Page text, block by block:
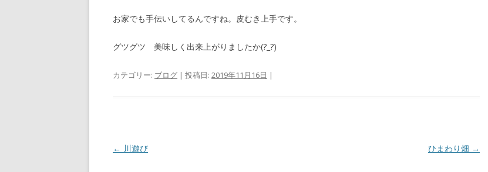
お家でも手伝いしてるんですね。皮むき上手です。
グツグツ 美味しく出来上がりましたか(?_?)
カテゴリー: ブログ | 投稿日: 2019年11月16日 |
投
← 川遊び ひまわり畑 →